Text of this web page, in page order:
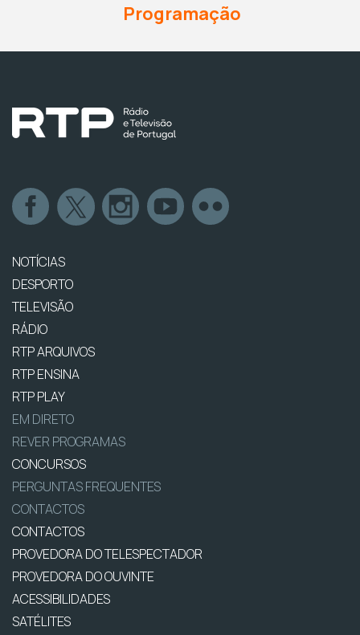
Programação
NOTÍCIAS
DESPORTO
TELEVISÃO
RÁDIO
RTP ARQUIVOS
RTP ENSINA
RTP PLAY
EM DIRETO
REVER PROGRAMAS
CONCURSOS
PERGUNTAS FREQUENTES
CONTACTOS
CONTACTOS
PROVEDORA DO TELESPECTADOR
PROVEDORA DO OUVINTE
ACESSIBILIDADES
SATÉLITES